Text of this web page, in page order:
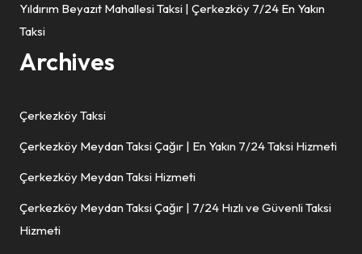
Yıldırım Beyazıt Mahallesi Taksi | Çerkezköy 7/24 En Yakın
Taksi
Archives
Çerkezköy Taksi
Çerkezköy Meydan Taksi Çağır | En Yakın 7/24 Taksi Hizmeti
Çerkezköy Meydan Taksi Hizmeti
Çerkezköy Meydan Taksi Çağır | 7/24 Hızlı ve Güvenli Taksi
Hizmeti